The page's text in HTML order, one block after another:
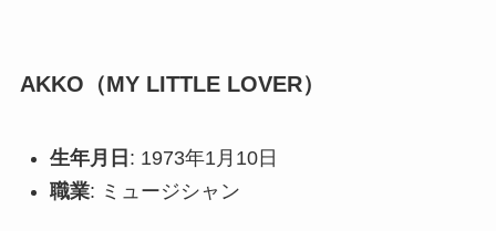
AKKO（MY LITTLE LOVER）
生年月日 : 1973年1月10日
職業: ミュージシャン